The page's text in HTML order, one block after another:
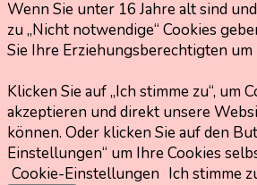
Wenn Sie unter 16 Jahre alt sind
zu „Nicht notwendige“ Cookies
Sie Ihre Erziehungsberechtigten
Klicken Sie auf „Ich stimme zu“, um
akzeptieren und direkt unsere
können. Oder klicken Sie auf den
Einstellungen“ um Ihre Cookies
Cookie-Einstellungen Ich stimme